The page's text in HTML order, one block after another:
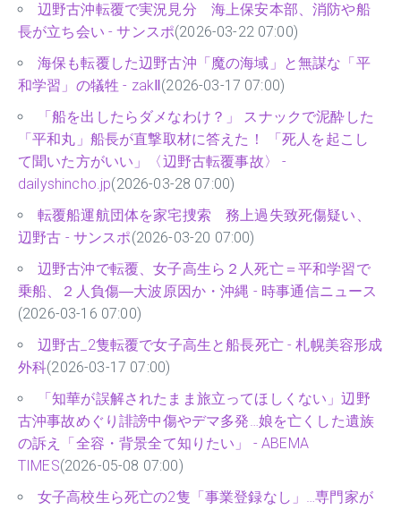
辺野古沖転覆で実況見分 海上保安本部、消防や船
長が立ち会い - サンスポ(2026-03-22 07:00)
海保も転覆した辺野古沖「魔の海域」と無謀な「平
和学習」の犠牲 - zakⅡ (2026-03-17 07:00)
「船を出したらダメなわけ？」 スナックで泥酔した
「平和丸」船長が直撃取材に答えた！ 「死人を起こし
て聞いた方がいい」〈辺野古転覆事故〉 -
dailyshincho.jp(2026-03-28 07:00)
転覆船運航団体を家宅捜索 務上過失致死傷疑い、
辺野古 - サンスポ(2026-03-20 07:00)
辺野古沖で転覆、女子高生ら２人死亡＝平和学習で
乗船、２人負傷―大波原因か・沖縄 - 時事通信ニュース
(2026-03-16 07:00)
辺野古_2隻転覆で女子高生と船長死亡 - 札幌美容形成
外科(2026-03-17 07:00)
「知華が誤解されたまま旅立ってほしくない」辺野
古沖事故めぐり誹謗中傷やデマ多発…娘を亡くした遺族
の訴え「全容・背景全て知りたい」 - ABEMA
TIMES(2026-05-08 07:00)
女子高校生ら死亡の2隻「事業登録なし」…専門家が